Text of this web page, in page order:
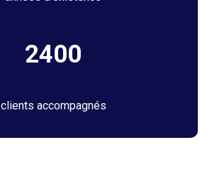
2400
clients accompagnés